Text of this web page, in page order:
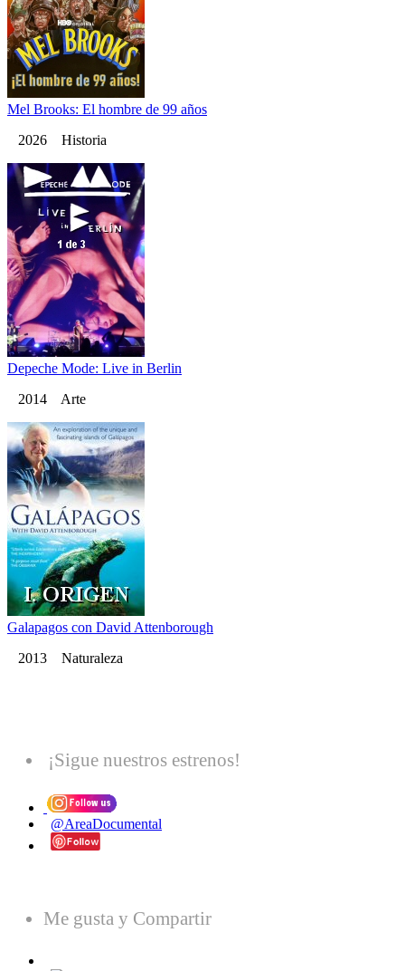
Mel Brooks: El hombre de 99 años
2026 Historia
Depeche Mode: Live in Berlin
2014 Arte
Galapagos con David Attenborough
2013 Naturaleza
¡Sigue nuestros estrenos!
@AreaDocumental
Me gusta y Compartir